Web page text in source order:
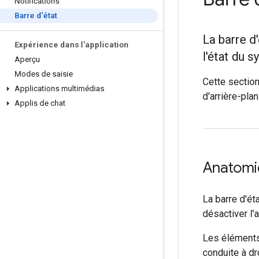
Barre d'état
Expérience dans l'application
Aperçu
Modes de saisie
Applications multimédias
Applis de chat
La barre
l'état du
Cette
d'arrière-plan.
La barre
désactiver
Les
conduite à